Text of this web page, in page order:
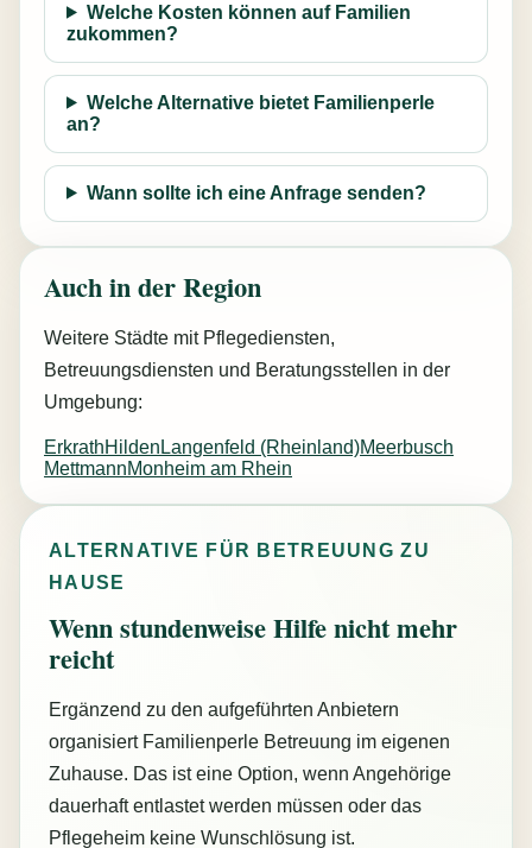
Welche Kosten können auf Familien
zukommen?
Welche Alternative bietet Familienperle
an?
Wann sollte ich eine Anfrage senden?
Auch in der Region
Weitere Städte mit Pflegediensten,
Betreuungsdiensten und Beratungsstellen in der
Umgebung:
ErkrathHilden Langenfeld (Rheinland)Meerbusch
MettmannMonheim am Rhein
ALTERNATIVE FÜR BETREUUNG ZU
HAUSE
Wenn stundenweise Hilfe nicht mehr
reicht
Ergänzend zu den aufgeführten Anbietern
organisiert Familienperle Betreuung im eigenen
Zuhause. Das ist eine Option, wenn Angehörige
dauerhaft entlastet werden müssen oder das
Pflegeheim keine Wunschlösung ist.